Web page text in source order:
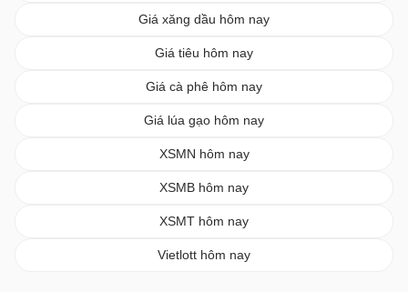
Giá xăng dầu hôm nay
Giá tiêu hôm nay
Giá cà phê hôm nay
Giá lúa gạo hôm nay
XSMN hôm nay
XSMB hôm nay
XSMT hôm nay
Vietlott hôm nay